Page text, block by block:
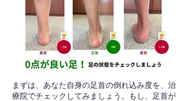
​まずは、あなた自身の足首の倒れ込み度を、治
療院でチェックしてみましょう。もし、足首が